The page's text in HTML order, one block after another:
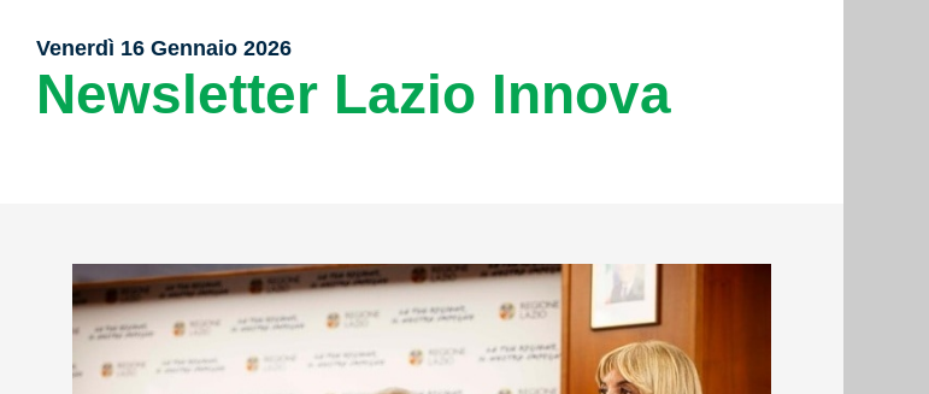
Venerdì 16 Gennaio 2026
Newsletter Lazio Innova